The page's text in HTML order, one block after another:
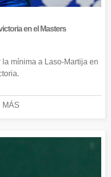
en el Masters
mínima a Laso-Martija en
MÁS